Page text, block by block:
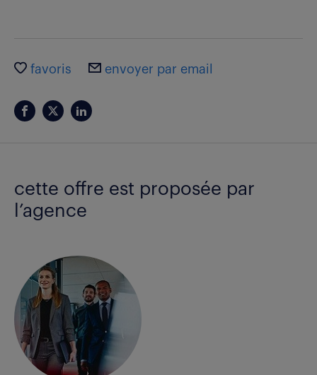
favoris envoyer par email
cette offre est proposée par
l’agence